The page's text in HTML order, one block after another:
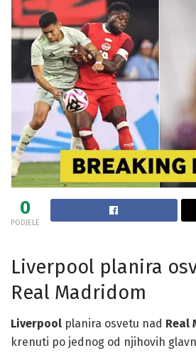
0
PODJELE
Liverpool planira
Real Madridom
Liverpool planira osvetu nad Real
krenuti po jednog od njihovih